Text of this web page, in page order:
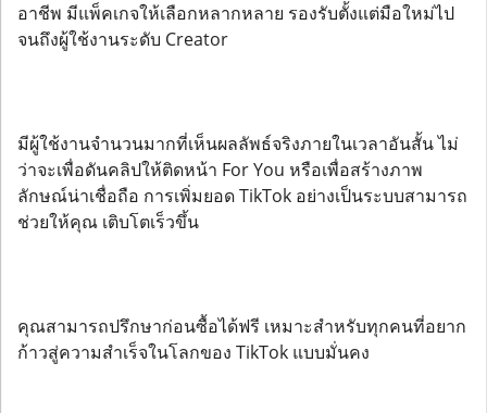
อาชีพ มีแพ็คเกจให้เลือกหลากหลาย รองรับตั้งแต่มือใหม่ไป
จนถึงผู้ใช้งานระดับ Creator
มีผู้ใช้งานจำนวนมากที่เห็นผลลัพธ์จริงภายในเวลาอันสั้น ไม่
ว่าจะเพื่อดันคลิปให้ติดหน้า For You หรือเพื่อสร้างภาพ
ลักษณ์น่าเชื่อถือ การเพิ่มยอด TikTok อย่างเป็นระบบสามารถ
ช่วยให้คุณ เติบโตเร็วขึ้น
คุณสามารถปรึกษาก่อนซื้อได้ฟรี เหมาะสำหรับทุกคนที่อยาก
ก้าวสู่ความสำเร็จในโลกของ TikTok แบบมั่นคง